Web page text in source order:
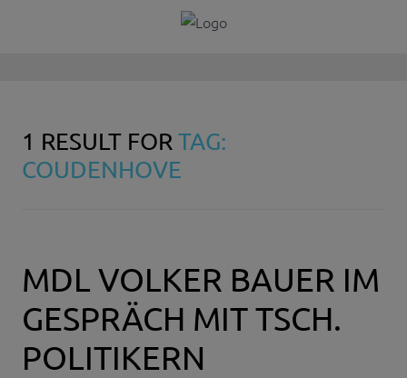
1 RESULT FORTAG:
COUDENHOVE
MDL VOLKER BAUER IM
GESPRÄCH MIT TSCH.
POLITIKERN